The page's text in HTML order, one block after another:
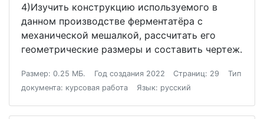
4)Изучить конструкцию используемого в
данном производстве ферментатёра с
механической мешалкой, рассчитать его
геометрические размеры и составить чертеж.
Размер: 0.25 МБ. Год создания 2022 Страниц: 29
Тип
документа: курсовая работа
Язык: русский